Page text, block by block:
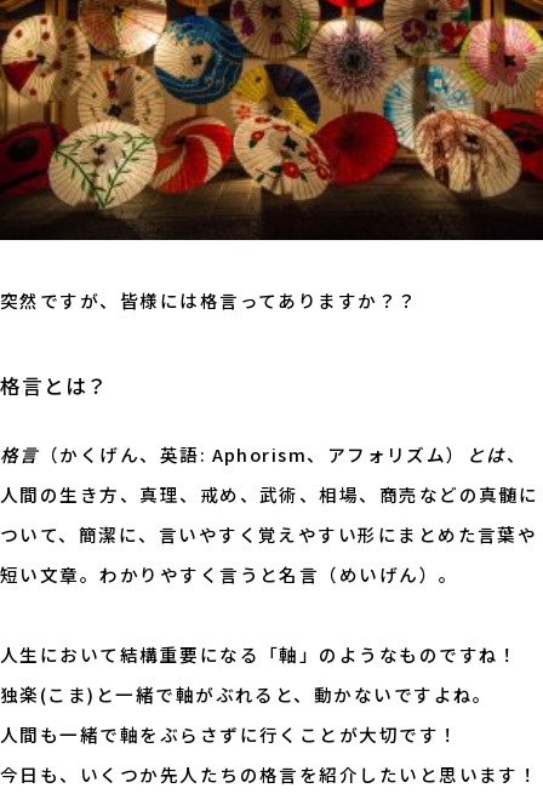
突然ですが、皆様には格言ってありますか？？
格言とは？
格言（かくげん、英語: Aphorism、アフォリズム） とは、
人間の生き方、真理、戒め、武術、相場、商売などの真髄に
ついて、簡潔に、言いやすく覚えやすい形にまとめた言葉や
短い文章。わかりやすく言うと名言（めいげん）。
人生において結構重要になる「軸」のようなものですね！
独楽(こま)と一緒で軸がぶれると、動かないですよね。
人間も一緒で軸をぶらさずに行くことが大切です！
今日も、いくつか先人たちの格言を紹介したいと思います！